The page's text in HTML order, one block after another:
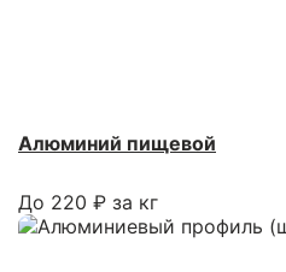
Алюминий пищевой
До 220 ₽ за кг